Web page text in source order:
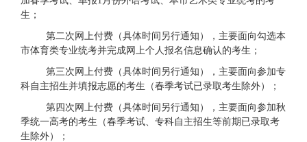
生；
第二次网上付费（具体时间另行通知），主要面向勾选本
市体育类专业统考并完成网上个人报名信息确认的考生；
第三次网上付费（具体时间另行通知），主要面向参加专
科自主招生并填报志愿的考生（春季考试已录取考生除外）；
第四次网上付费（具体时间另行通知），主要面向参加秋
季统一高考的考生（春季考试、专科自主招生等前期已录取考
生除外）；